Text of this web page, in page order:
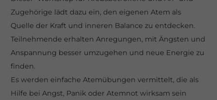
Zugehörige lädt dazu ein, den eigenen Atem als
Quelle der Kraft und inneren Balance zu entdecken.
Teilnehmende erhalten Anregungen, mit Ängsten und
Anspannung besser umzugehen und neue Energie zu
finden.
Es werden einfache Atemübungen vermittelt, die als
Hilfe bei Angst, Panik oder Atemnot wirksam sein